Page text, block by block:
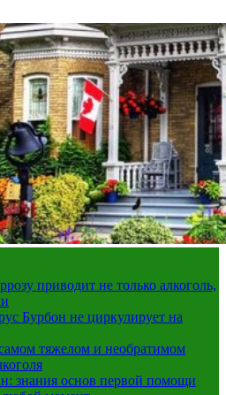
приводит не только алкоголь,
Бурбон не циркулирует на
тяжелом и необратимом
знания основ первой помощи